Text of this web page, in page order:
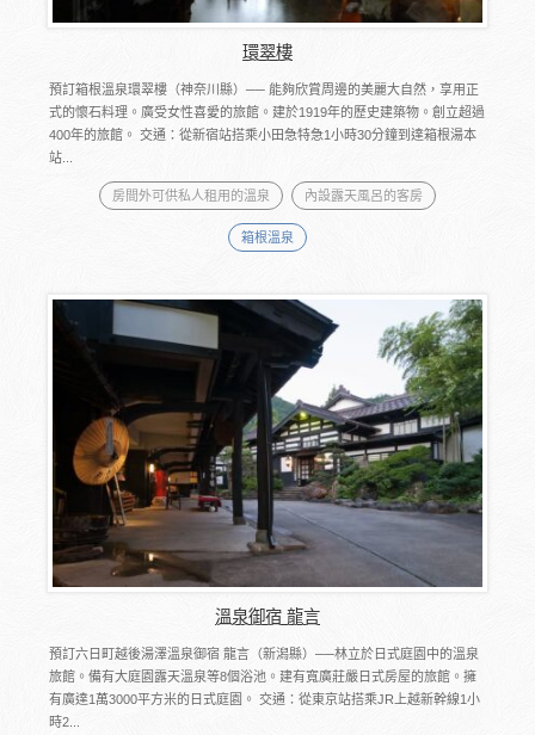
環翠樓
預訂箱根溫泉環翠樓（神奈川縣）── 能夠欣賞周邊的美麗大自然，享用正
式的懷石料理。廣受女性喜愛的旅館。建於1919年的歷史建築物。創立超過
400年的旅館。 交通：從新宿站搭乘小田急特急1小時30分鐘到達箱根湯本
站...
房間外可供私人租用的溫泉 內設露天風呂的客房
箱根溫泉
溫泉御宿 龍言
預訂六日町越後湯澤溫泉御宿 龍言（新潟縣）──林立於日式庭園中的溫泉
旅館。備有大庭園露天溫泉等8個浴池。建有寬廣莊嚴日式房屋的旅館。擁
有廣達1萬3000平方米的日式庭園。 交通：從東京站搭乘JR上越新幹線1小
時2...